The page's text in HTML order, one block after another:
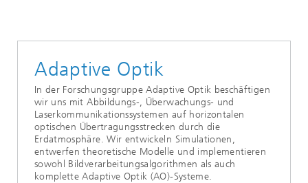
Adaptive Optik
In der Forschungsgruppe Adaptive Optik beschäftigen
wir uns mit Abbildungs-, Überwachungs- und
Laserkommunikationssystemen auf horizontalen
optischen Übertragungsstrecken durch die
Erdatmosphäre. Wir entwickeln Simulationen,
entwerfen theoretische Modelle und implementieren
sowohl Bildverarbeitungsalgorithmen als auch
komplette Adaptive Optik (AO)-Systeme.